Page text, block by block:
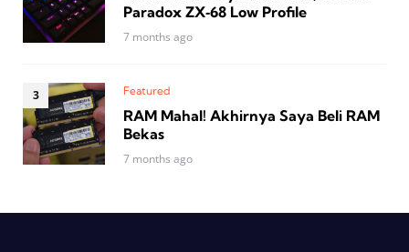
Paradox ZX‑68 Low Profile
7 months ago
Featured
RAM Mahal! Akhirnya Saya Beli RAM
Bekas
7 months ago